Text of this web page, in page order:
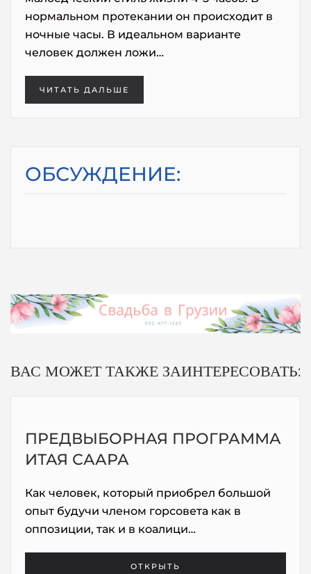
нормальном протекании он происходит в
ночные часы. В идеальном варианте
человек должен ложи…
ЧИТАТЬ ДАЛЬШЕ
ОБСУЖДЕНИЕ:
ВАС МОЖЕТ ТАКЖЕ ЗАИНТЕРЕСОВАТЬ:
ПРЕДВЫБОРНАЯ ПРОГРАММА
ИТАЯ СААРА
Как человек, который приобрел большой
опыт будучи членом горсовета как в
оппозиции, так и в коалици…
ОТКРЫТЬ